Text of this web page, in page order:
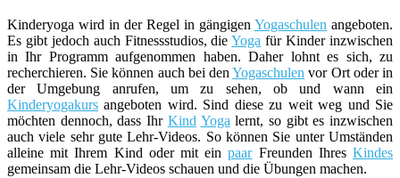
Kinderyoga wird in der Regel in gängigen Yogaschulen angeboten.
Es gibt jedoch auch Fitnessstudios, dieYoga für Kinder inzwischen
in Ihr Programm aufgenommen haben. Daher lohnt es sich, zu
recherchieren. Sie können auch bei denYogaschulen vor Ort oder in
der Umgebung anrufen, um zu sehen, ob und wann ein
Kinderyogakurs angeboten wird. Sind diese zu weit weg und Sie
möchten dennoch, dass Ihr Kind Yogalernt, so gibt es inzwischen
auch viele sehr gute Lehr-Videos. So können Sie unter Umständen
alleine mit Ihrem Kind oder mit einpaarFreunden IhresKindes
gemeinsam die Lehr-Videos schauen und die Übungen machen.